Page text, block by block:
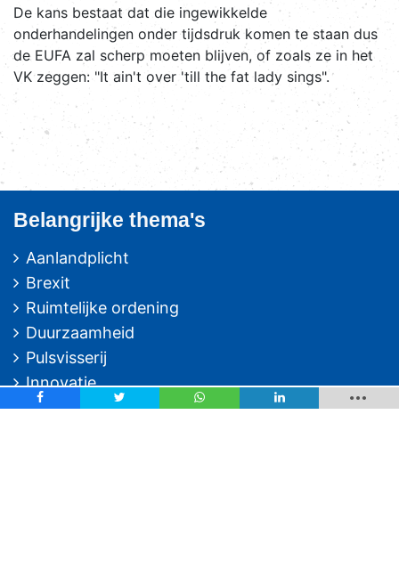
De kans bestaat dat die ingewikkelde
onderhandelingen onder tijdsdruk komen te staan dus
de EUFA zal scherp moeten blijven, of zoals ze in het
VK zeggen: "It ain't over 'till the fat lady sings".
Belangrijke thema's
Aanlandplicht
Brexit
Ruimtelijke ordening
Duurzaamheid
Pulsvisserij
Innovatie
Algemeen/Overig beleid